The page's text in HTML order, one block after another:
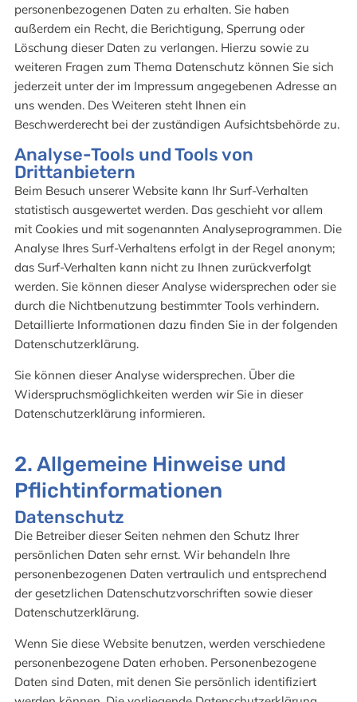
personenbezogenen Daten zu erhalten. Sie haben
außerdem ein Recht, die Berichtigung, Sperrung oder
Löschung dieser Daten zu verlangen. Hierzu sowie zu
weiteren Fragen zum Thema Datenschutz können Sie sich
jederzeit unter der im Impressum angegebenen Adresse an
uns wenden. Des Weiteren steht Ihnen ein
Beschwerderecht bei der zuständigen Aufsichtsbehörde zu.
Analyse-Tools und Tools von
Drittanbietern
Beim Besuch unserer Website kann Ihr Surf-Verhalten
statistisch ausgewertet werden. Das geschieht vor allem
mit Cookies und mit sogenannten Analyseprogrammen. Die
Analyse Ihres Surf-Verhaltens erfolgt in der Regel anonym;
das Surf-Verhalten kann nicht zu Ihnen zurückverfolgt
werden. Sie können dieser Analyse widersprechen oder sie
durch die Nichtbenutzung bestimmter Tools verhindern.
Detaillierte Informationen dazu finden Sie in der folgenden
Datenschutzerklärung.
Sie können dieser Analyse widersprechen. Über die
Widerspruchsmöglichkeiten werden wir Sie in dieser
Datenschutzerklärung informieren.
2. Allgemeine Hinweise und
Pflichtinformationen
Datenschutz
Die Betreiber dieser Seiten nehmen den Schutz Ihrer
persönlichen Daten sehr ernst. Wir behandeln Ihre
personenbezogenen Daten vertraulich und entsprechend
der gesetzlichen Datenschutzvorschriften sowie dieser
Datenschutzerklärung.
Wenn Sie diese Website benutzen, werden verschiedene
personenbezogene Daten erhoben. Personenbezogene
Daten sind Daten, mit denen Sie persönlich identifiziert